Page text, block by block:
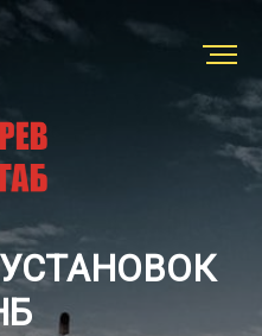
Заказать
перевозку
Грузы